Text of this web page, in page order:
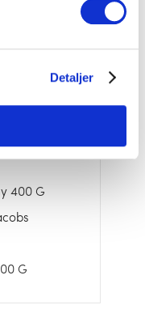
Detaljer
G
400 G
G